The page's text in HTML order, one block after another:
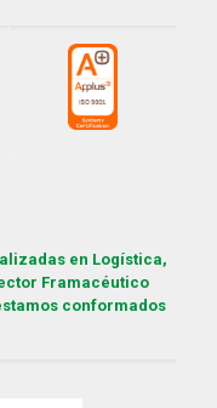
en Logística,
Framacéutico
conformados